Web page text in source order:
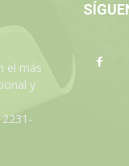
el más
y